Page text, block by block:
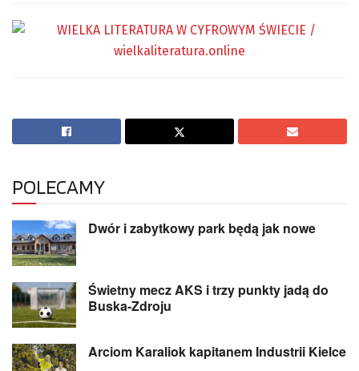
POLECAMY
Dwór i zabytkowy park będą jak nowe
Świetny mecz AKS i trzy punkty jadą do
Buska-Zdroju
Arciom Karaliok kapitanem Industrii Kielce